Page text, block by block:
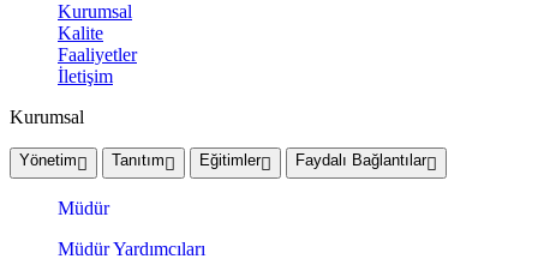
Kurumsal
Kalite
Faaliyetler
İletişim
Kurumsal
Yönetim Tanıtım Eğitimler Faydalı Bağlantılar
Müdür
Müdür Yardımcıları